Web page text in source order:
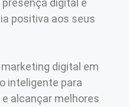
positiva aos seus
digital em
inteligente para
alcançar melhores